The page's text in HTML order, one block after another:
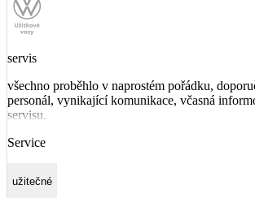
servis
všechno proběhlo v naprostém pořádku,
personál, vynikající komunikace, včasná
servisu.
Service
užitečné